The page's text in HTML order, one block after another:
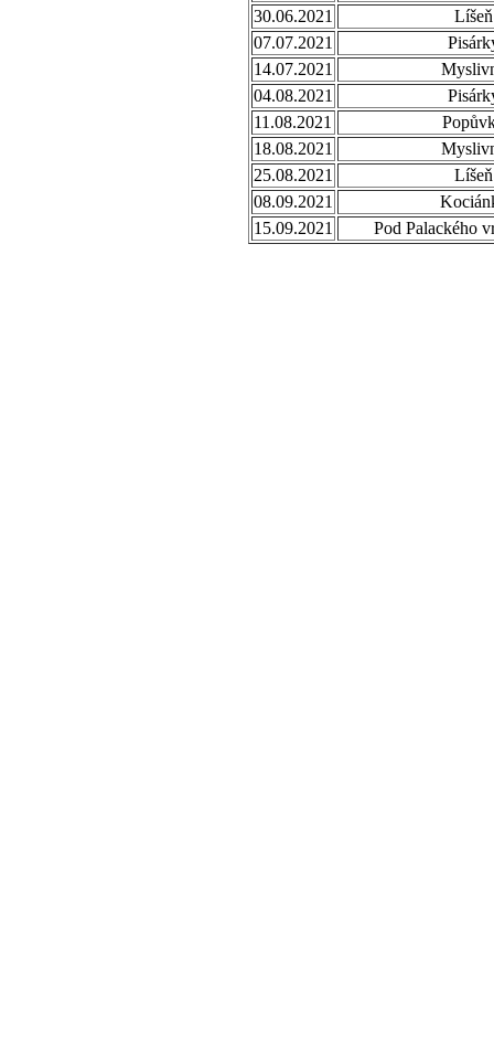
30.06.2021
Líšeň
07.07.2021
14.07.2021
04.08.2021
11.08.2021
18.08.2021
25.08.2021
Líšeň
08.09.2021
15.09.2021
Pod Palackého